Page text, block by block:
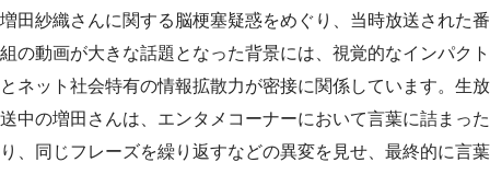
増田紗織さんに関する脳梗塞疑惑をめぐり、当時放送された番
組の動画が大きな話題となった背景には、視覚的なインパクト
とネット社会特有の情報拡散力が密接に関係しています。生放
送中の増田さんは、エンタメコーナーにおいて言葉に詰まった
り、同じフレーズを繰り返すなどの異変を見せ、最終的に言葉